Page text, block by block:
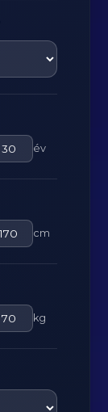
év
cm
kg